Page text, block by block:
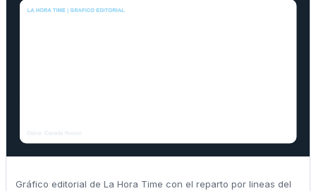
Gráfico editorial de La Hora Time con el reparto por lineas del